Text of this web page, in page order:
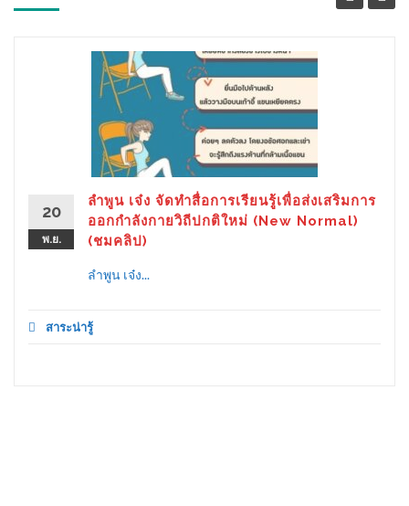
20
พ.ย.
ลำพูน เจ๋ง จัดทำสื่อการเรียนรู้เพื่อส่งเสริมการ
ออกกำลังกายวิถีปกติใหม่ (New Normal)
(ชมคลิป)
ลำพูน เจ๋ง...
สาระน่ารู้